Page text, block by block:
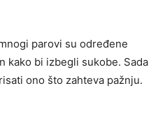
parovi su određene
kako bi izbegli sukobe. Sada
ono što zahteva pažnju.